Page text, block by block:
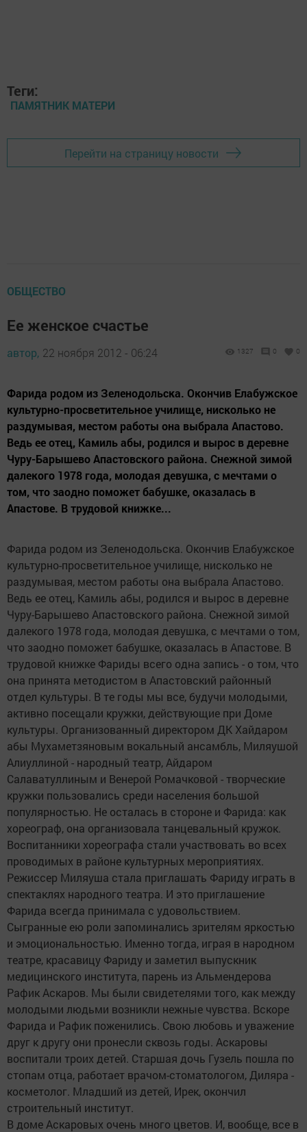
Теги:
ПАМЯТНИК МАТЕРИ
Перейти на страницу новости
ОБЩЕСТВО
Ее женское счастье
автор, 22 ноября 2012 - 06:24 1327 0 0
Фарида родом из Зеленодольска. Окончив Елабужское
культурно-просветительное училище, нисколько не
раздумывая, местом работы она выбрала Апастово.
Ведь ее отец, Камиль абы, родился и вырос в деревне
Чуру-Барышево Апастовского района. Снежной зимой
далекого 1978 года, молодая девушка, с мечтами о
том, что заодно поможет бабушке, оказалась в
Апастове. В трудовой книжке...
Фарида родом из Зеленодольска. Окончив Елабужское
культурно-просветительное училище, нисколько не
раздумывая, местом работы она выбрала Апастово.
Ведь ее отец, Камиль абы, родился и вырос в деревне
Чуру-Барышево Апастовского района. Снежной зимой
далекого 1978 года, молодая девушка, с мечтами о том,
что заодно поможет бабушке, оказалась в Апастове. В
трудовой книжке Фариды всего одна запись - о том, что
она принята методистом в Апастовский районный
отдел культуры. В те годы мы все, будучи молодыми,
активно посещали кружки, действующие при Доме
культуры. Организованный директором ДК Хайдаром
абы Мухаметзяновым вокальный ансамбль, Миляушой
Алиуллиной - народный театр, Айдаром
Салаватуллиным и Венерой Ромачковой - творческие
кружки пользовались среди населения большой
популярностью. Не осталась в стороне и Фарида: как
хореограф, она организовала танцевальный кружок.
Воспитанники хореографа стали участвовать во всех
проводимых в районе культурных мероприятиях.
Режиссер Миляуша стала приглашать Фариду играть в
спектаклях народного театра. И это приглашение
Фарида всегда принимала с удовольствием.
Сыгранные ею роли запоминались зрителям яркостью
и эмоциональностью. Именно тогда, играя в народном
театре, красавицу Фариду и заметил выпускник
медицинского института, парень из Альмендерова
Рафик Аскаров. Мы были свидетелями того, как между
молодыми людьми возникли нежные чувства. Вскоре
Фарида и Рафик поженились. Свою любовь и уважение
друг к другу они пронесли сквозь годы. Аскаровы
воспитали троих детей. Старшая дочь Гузель пошла по
стопам отца, работает врачом-стоматологом, Диляра -
косметолог. Младший из детей, Ирек, окончил
строительный институт.
В доме Аскаровых очень много цветов. И, вообще, все в